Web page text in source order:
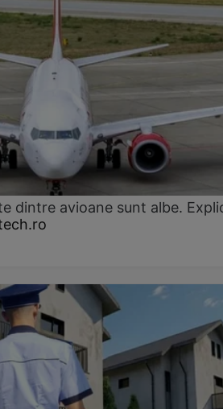
dintre avioane sunt albe.